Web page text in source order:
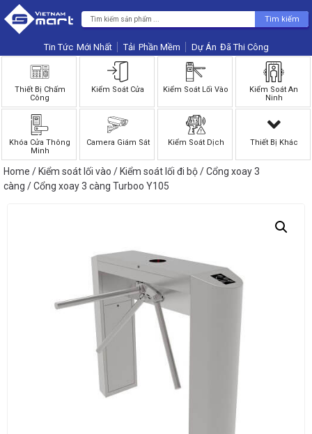
Tìm kiếm
Tin Tức Phần Mềm Dự Án
Thiết Bị Chấm
Công
Kiểm Soát Cửa Kiểm Soát Lối Vào
Kiểm Soát An
Ninh
Khóa Cửa Thông
Minh
Camera Giám Sát Kiểm Soát Dịch Thiết Bị Khác
Home /Kiểm soát lối vào /Kiểm soát lối đi bộ/Cổng xoay 3
càng / Cổng xoay 3 càng Turboo Y105